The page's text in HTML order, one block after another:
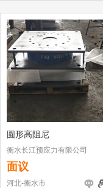
圆形高阻尼
衡水长江预应力有限公司
面议
河北-衡水市